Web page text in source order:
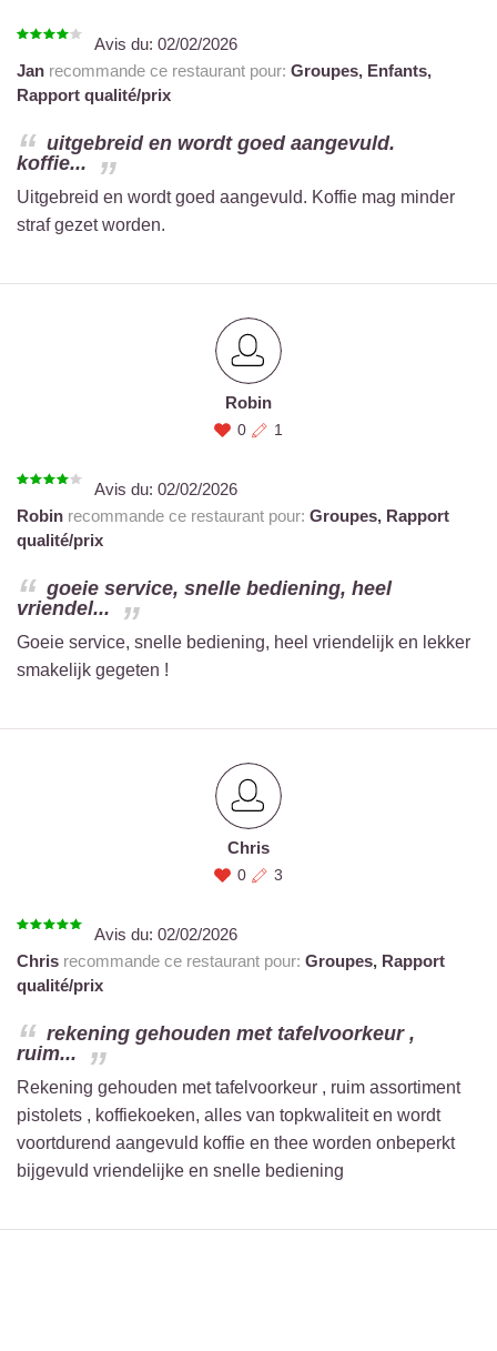
Avis du: 02/02/2026
Jan recommande ce restaurant pour: Groupes, Enfants,
Rapport qualité/prix
uitgebreid en wordt goed aangevuld.
koffie...
Uitgebreid en wordt goed aangevuld. Koffie mag minder
straf gezet worden.
Robin
0 1
Avis du: 02/02/2026
Robin recommande ce restaurant pour: Groupes, Rapport
qualité/prix
goeie service, snelle bediening, heel
vriendel...
Goeie service, snelle bediening, heel vriendelijk en lekker
smakelijk gegeten !
Chris
0 3
Avis du: 02/02/2026
Chris recommande ce restaurant pour: Groupes, Rapport
qualité/prix
rekening gehouden met tafelvoorkeur ,
ruim...
Rekening gehouden met tafelvoorkeur , ruim assortiment
pistolets , koffiekoeken, alles van topkwaliteit en wordt
voortdurend aangevuld koffie en thee worden onbeperkt
bijgevuld vriendelijke en snelle bediening